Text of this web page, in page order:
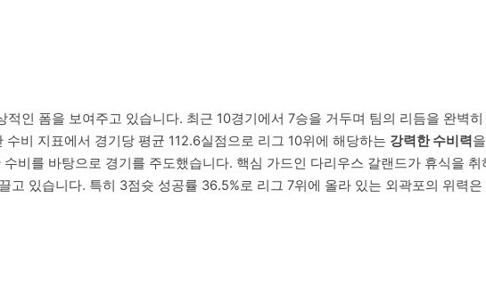
적인 폼을 보여주고 있습니다. 최근 10경기에서 7승을 거두며 팀의 리듬을 완벽
비 지표에서 경기당 평균 112.6실점으로 리그 10위에 해당하는 강력한 수비력
비를 바탕으로 경기를 주도했습니다. 핵심 가드인 다리우스 갈랜드가 휴식을
고 있습니다. 특히 3점슛 성공률 36.5%로 리그 7위에 올라 있는 외곽포의 위력